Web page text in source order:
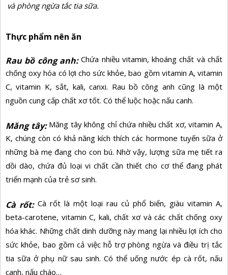
và phòng ngừa tắc tia sữa.
Thực phẩm nên ăn
Rau bồ công anh: Chứa nhiều vitamin, khoáng chất và chất
chống oxy hóa có lợi cho sức khỏe, bao gồm vitamin A, vitamin
C, vitamin K, sắt, kali, canxi. Rau bồ công anh cũng là một
nguồn cung cấp chất xơ tốt. Có thể luộc hoặc nấu canh.
Măng tây: Măng tây không chỉ chứa nhiều chất xơ, vitamin A,
K, chúng còn có khả năng kích thích các hormone tuyến sữa ở
những bà mẹ đang cho con bú. Nhờ vậy, lượng sữa mẹ tiết ra
dồi dào, chứa đủ loại vi chất cần thiết cho cơ thể đang phát
triển mạnh của trẻ sơ sinh.
Cà rốt: Cà rốt là một loại rau củ phổ biến, giàu vitamin A,
beta-carotene, vitamin C, kali, chất xơ và các chất chống oxy
hóa khác. Những chất dinh dưỡng này mang lại nhiều lợi ích cho
sức khỏe, bao gồm cả việc hỗ trợ phòng ngừa và điều trị tắc
tia sữa ở phụ nữ sau sinh. Có thể uống nước ép cà rốt, nấu
canh, nấu cháo…